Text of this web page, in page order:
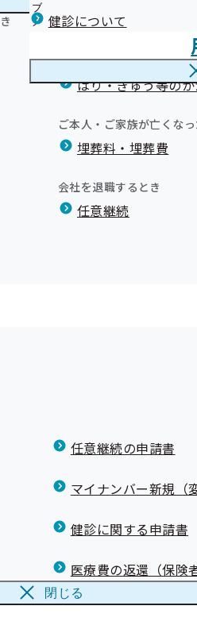
海外で急な病気にかかり治
はり・きゅう等の
ご本人・ご家族が亡くな
埋葬料・埋葬費
会社を退職するとき
任意継続
任意継続の申請書
マイナンバー新規（
健診に関する申請書
医療費の返還（保険
閉じる
ブ
メ 健診について
岐
の
らの特定健康診査情報の
令和8年度より開始）
康
内
版)を作成しました
）
が変わります！～
ック医薬品 動画公開
療のかかり方 動画公
処方箋 動画公開中！
感謝の意を表し健康保険事